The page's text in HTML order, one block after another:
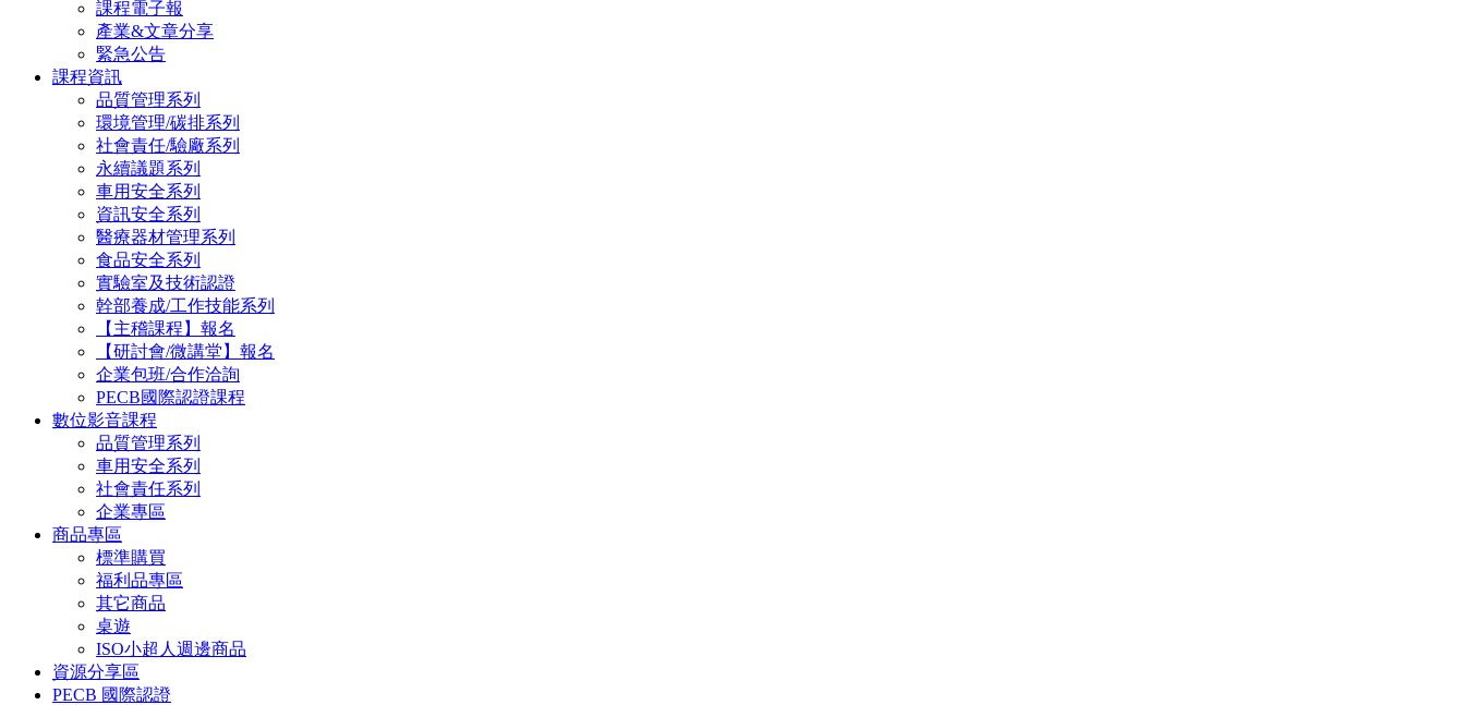
課程電子報
產業&文章分享
緊急公告
課程資訊
品質管理系列
環境管理/碳排系列
社會責任/驗廠系列
永續議題系列
車用安全系列
資訊安全系列
醫療器材管理系列
食品安全系列
實驗室及技術認證
幹部養成/工作技能系列
【主稽課程】報名
【研討會/微講堂】報名
企業包班/合作洽詢
PECB國際認證課程
數位影音課程
品質管理系列
車用安全系列
社會責任系列
企業專區
商品專區
標準購買
福利品專區
其它商品
桌遊
ISO小超人週邊商品
資源分享區
PECB 國際認證